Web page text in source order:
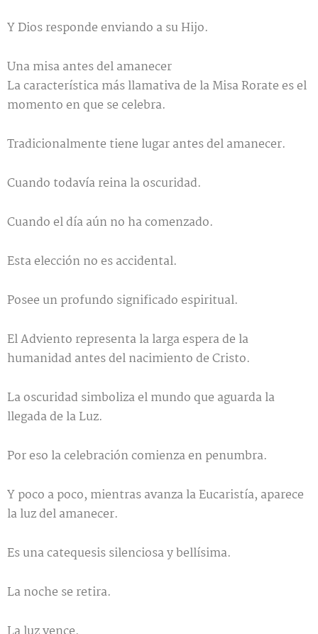
Y Dios responde enviando a su Hijo.
Una misa antes del amanecer
La característica más llamativa de la Misa Rorate es el
momento en que se celebra.
Tradicionalmente tiene lugar antes del amanecer.
Cuando todavía reina la oscuridad.
Cuando el día aún no ha comenzado.
Esta elección no es accidental.
Posee un profundo significado espiritual.
El Adviento representa la larga espera de la
humanidad antes del nacimiento de Cristo.
La oscuridad simboliza el mundo que aguarda la
llegada de la Luz.
Por eso la celebración comienza en penumbra.
Y poco a poco, mientras avanza la Eucaristía, aparece
la luz del amanecer.
Es una catequesis silenciosa y bellísima.
La noche se retira.